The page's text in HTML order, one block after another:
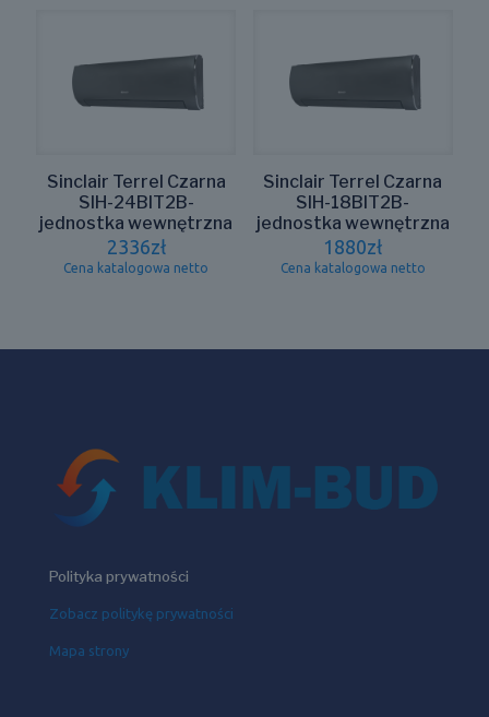
Sinclair Terrel Czarna
SIH-24BIT2B-
jednostka wewnętrzna
2336zł
Cena katalogowa netto
Sinclair Terrel Czarna
SIH-18BIT2B-
jednostka wewnętrzna
1880zł
Cena katalogowa netto
Polityka prywatności
Zobacz politykę prywatności
Mapa strony